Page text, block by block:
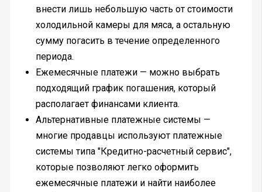
внести лишь небольшую часть от стоимости
холодильной камеры для мяса, а остальную
сумму погасить в течение определенного
периода.
Ежемесячные платежи — можно выбрать
подходящий график погашения, который
располагает финансами клиента.
Альтернативные платежные системы —
многие продавцы используют платежные
системы типа "Кредитно-расчетный сервис",
которые позволяют легко оформить
ежемесячные платежи и найти наиболее